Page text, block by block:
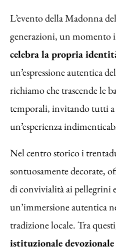
L’evento della Madonna
generazioni, un momento
celebra la propria
un’espressione autentica
richiamo che trascende le
temporali, invitando tutti a
un’esperienza
Nel centro storico i
sontuosamente decorate,
di convivialità ai pellegrini
un’immersione autentica
tradizione locale. Tra
istituzionale devozionale